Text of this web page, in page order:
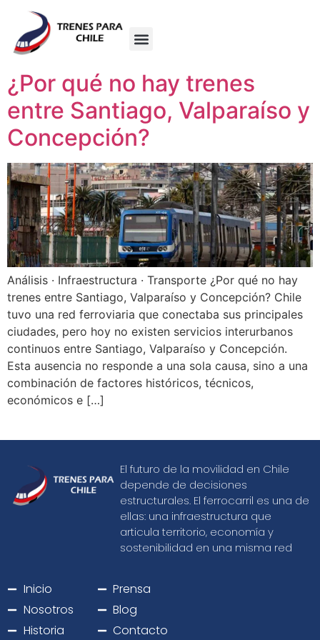
¿Por qué no hay trenes
entre Santiago, Valparaíso y
Concepción?
Análisis · Infraestructura · Transporte ¿Por qué no hay
trenes entre Santiago, Valparaíso y Concepción? Chile
tuvo una red ferroviaria que conectaba sus principales
ciudades, pero hoy no existen servicios interurbanos
continuos entre Santiago, Valparaíso y Concepción.
Esta ausencia no responde a una sola causa, sino a una
combinación de factores históricos, técnicos,
económicos e […]
El futuro de la movilidad en Chile
depende de decisiones
estructurales. El ferrocarril es una de
ellas: una infraestructura que
articula territorio, economía y
sostenibilidad en una misma red
Inicio
Nosotros
Historia
Prensa
Blog
Contacto